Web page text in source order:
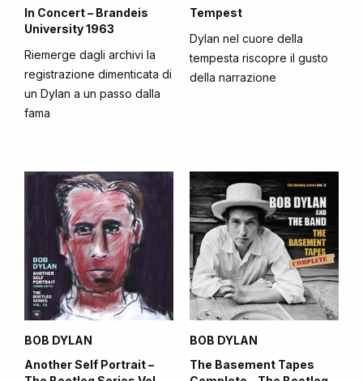
In Concert – Brandeis
University 1963
Riemerge dagli archivi la
registrazione dimenticata di
un Dylan a un passo dalla
fama
Tempest
Dylan nel cuore della
tempesta riscopre il gusto
della narrazione
BOB DYLAN
Another Self Portrait –
BOB DYLAN
The Basement Tapes